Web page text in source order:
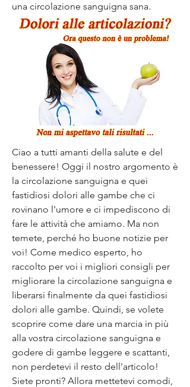
una circolazione sanguigna sana.
Ciao a tutti amanti della salute e del
benessere! Oggi il nostro argomento è
la circolazione sanguigna e quei
fastidiosi dolori alle gambe che ci
rovinano l'umore e ci impediscono di
fare le attività che amiamo. Ma non
temete, perché ho buone notizie per
voi! Come medico esperto, ho
raccolto per voi i migliori consigli per
migliorare la circolazione sanguigna e
liberarsi finalmente da quei fastidiosi
dolori alle gambe. Quindi, se volete
scoprire come dare una marcia in più
alla vostra circolazione sanguigna e
godere di gambe leggere e scattanti,
non perdetevi il resto dell'articolo!
Siete pronti? Allora mettetevi comodi,